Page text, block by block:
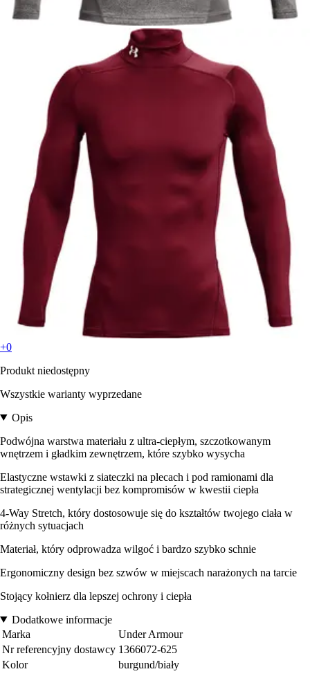
+0
Produkt niedostępny
Wszystkie warianty wyprzedane
Opis
Podwójna warstwa materiału z ultra-ciepłym, szczotkowanym
wnętrzem i gładkim zewnętrzem, które szybko wysycha
Elastyczne wstawki z siateczki na plecach i pod ramionami dla
strategicznej wentylacji bez kompromisów w kwestii ciepła
4-Way Stretch, który dostosowuje się do kształtów twojego ciała w
różnych sytuacjach
Materiał, który odprowadza wilgoć i bardzo szybko schnie
Ergonomiczny design bez szwów w miejscach narażonych na tarcie
Stojący kołnierz dla lepszej ochrony i ciepła
Dodatkowe informacje
Marka
Under Armour
Nr referencyjny dostawcy 1366072-625
Kolor
burgund/biały